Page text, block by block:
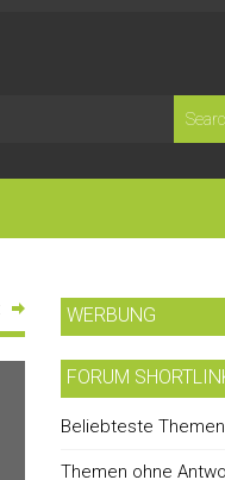
WERBUNG
FORUM
Beliebteste Themen
Themen ohne